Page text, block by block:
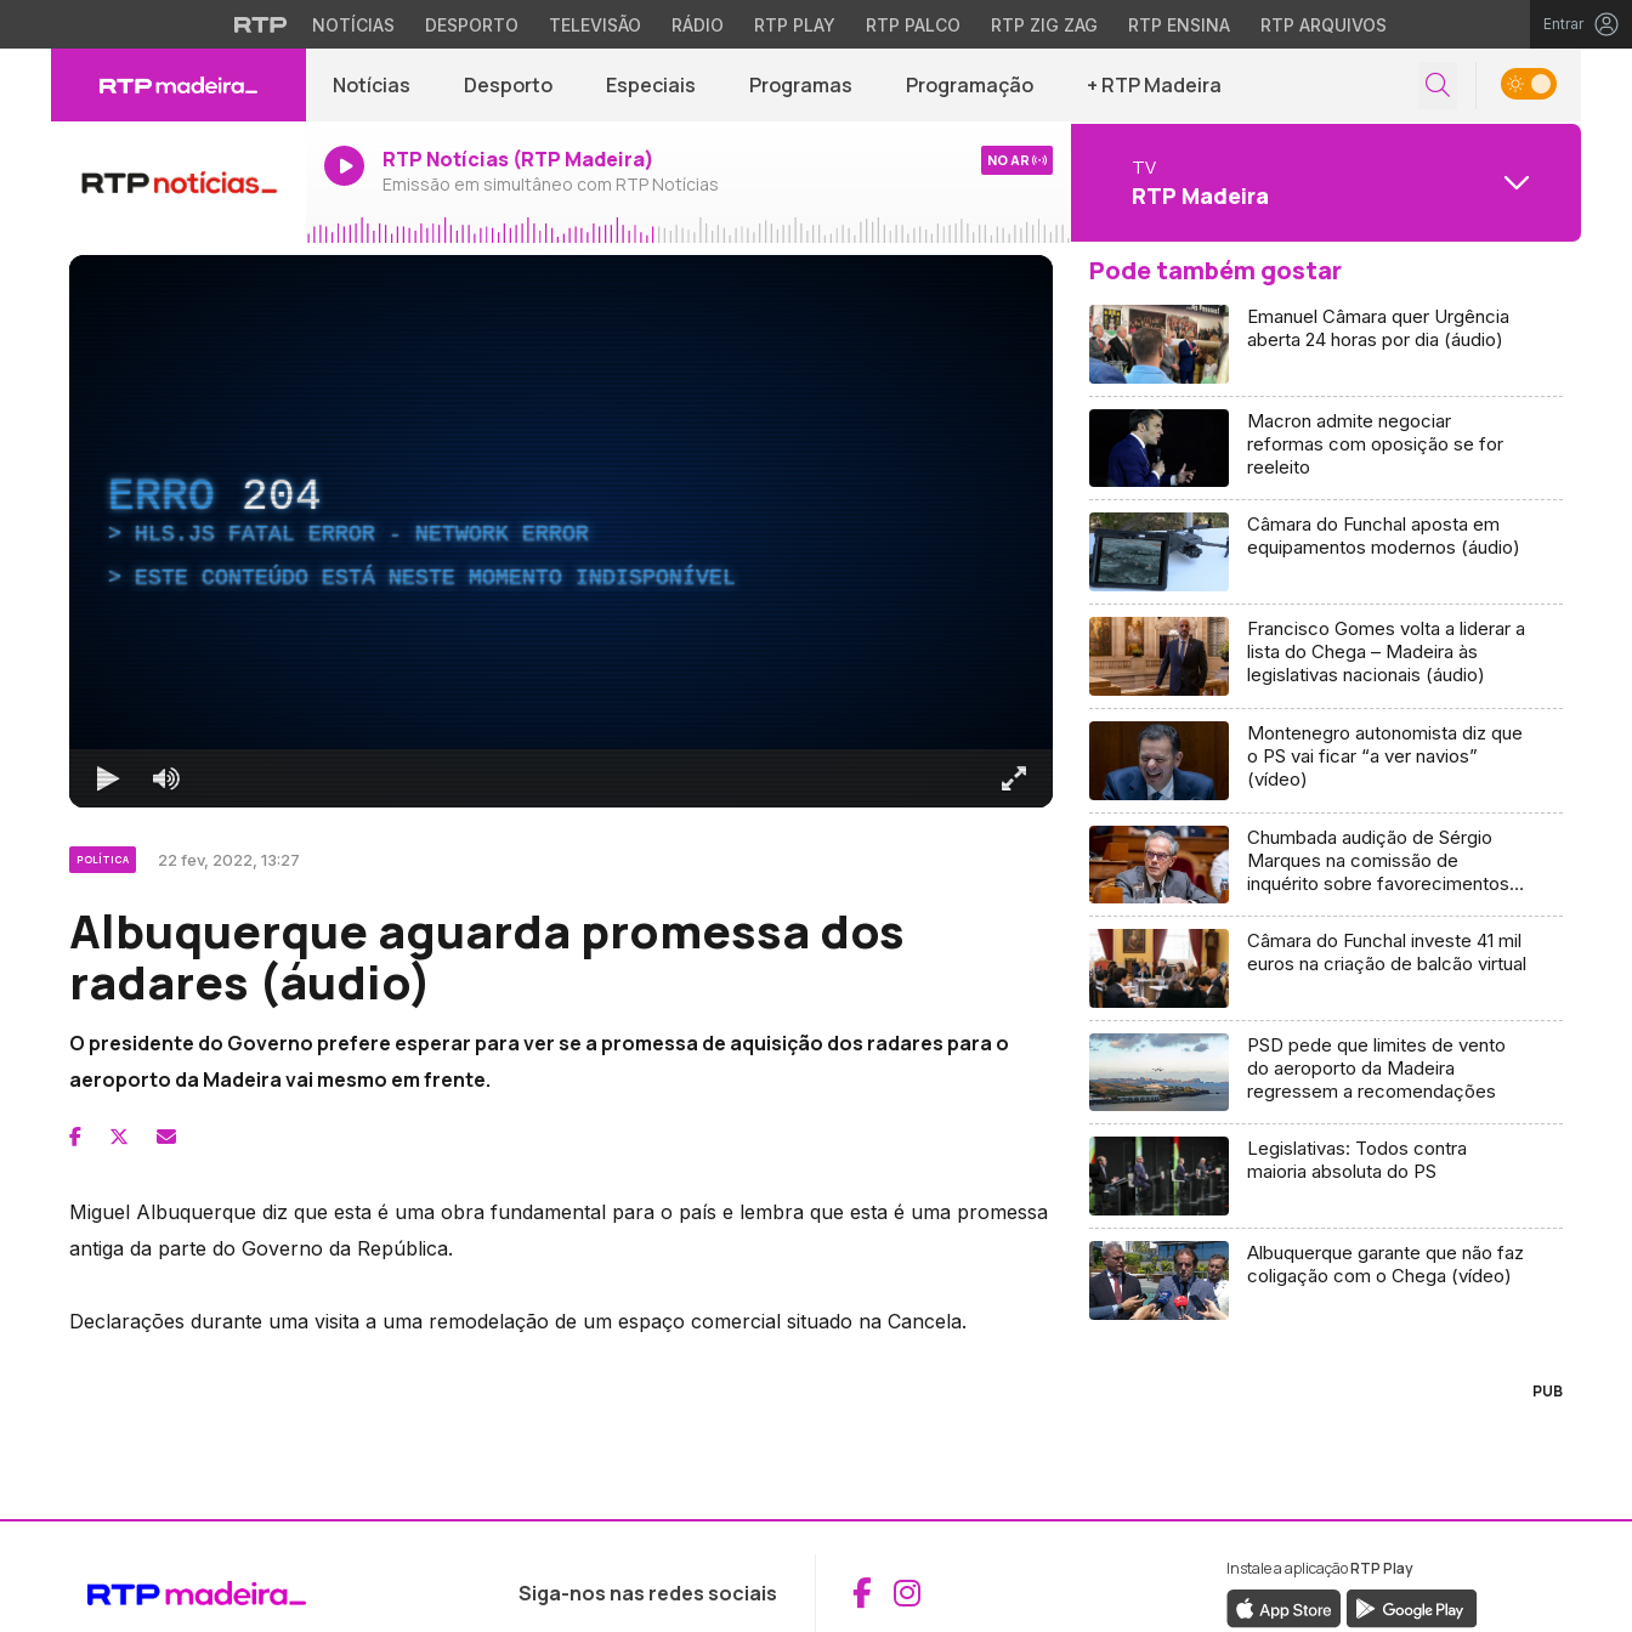
NOTÍCIAS DESPORTO TELEVISÃO RÁDIO RTP PLAY RTP PALCO RTP ZIG ZAG RTP ENSINA RTP ARQUIVOS Entrar
Notícias Desporto Especiais Programas Programação + RTP Madeira
RTP Notícias (RTP Madeira)
Emissão em simultâneo com RTP Notícias
NO AR TV
RTP Madeira
ERRO 204
HLS.JS FATAL ERROR - NETWORK ERROR
ESTE CONTEÚDO ESTÁ NESTE MOMENTO INDISPONÍVEL
POLÍTICA 22 fev, 2022, 13:27
Albuquerque aguarda promessa dos
radares (áudio)
O presidente do Governo prefere esperar para ver se a promessa de aquisição dos radares para o
aeroporto da Madeira vai mesmo em frente.
Miguel Albuquerque diz que esta é uma obra fundamental para o país e lembra que esta é uma promessa
antiga da parte do Governo da República.
Declarações durante uma visita a uma remodelação de um espaço comercial situado na Cancela.
Pode também gostar
Emanuel Câmara quer Urgência
aberta 24 horas por dia (áudio)
Macron admite negociar
reformas com oposição se for
reeleito
Câmara do Funchal aposta em
equipamentos modernos (áudio)
Francisco Gomes volta a liderar a
lista do Chega – Madeira às
legislativas nacionais (áudio)
Montenegro autonomista diz que
o PS vai ficar “a ver navios”
(vídeo)
Chumbada audição de Sérgio
Marques na comissão de
inquérito sobre favorecimentos a
Câmara do Funchal investe 41 mil
euros na criação de balcão virtual
PSD pede que limites de vento
do aeroporto da Madeira
regressem a recomendações
Legislativas: Todos contra
maioria absoluta do PS
Albuquerque garante que não faz
coligação com o Chega (vídeo)
PUB
Siga-nos nas redes sociais Aceder ao Facebook da RTP Madeira
Aceder ao Instagram da RTP Madeira
Instale a aplicaçãoRTP Play